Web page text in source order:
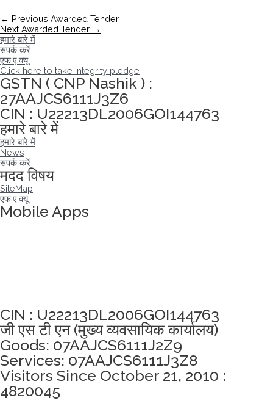
पोस्ट
नेविगेशन
← Previous Awarded Tender
Next Awarded Tender →
हमारे बारे में
संपर्क करें
एफ.ए.क्यू
Click here to take integrity pledge
GSTN ( CNP Nashik ) :
27AAJCS6111J3Z6
CIN : U22213DL2006GOI144763
हमारे बारे में
हमारे बारे में
News
संपर्क करें
मदद विषय
SiteMap
एफ.ए.क्यू
Mobile Apps
CIN : U22213DL2006GOI144763
जी एस टी एन (मुख्य व्यवसायिक कार्यालय)
Goods: 07AAJCS6111J2Z9
Services: 07AAJCS6111J3Z8
Visitors Since October 21, 2010 :
4820045